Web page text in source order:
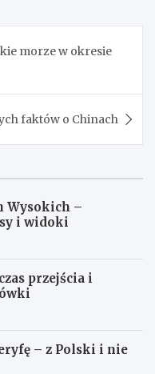
morze w okresie
faktów o Chinach
Wysokich –
i widoki
przejścia i
– z Polski i nie